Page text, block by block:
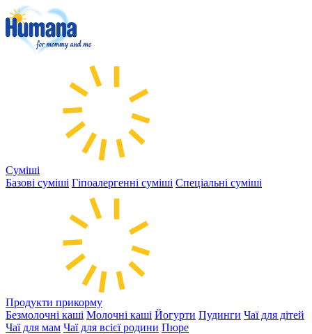
Суміші
Базові суміші Гіпоалергенні суміші Спеціальні суміші
Продукти прикорму
Безмолочні каші Молочні каші Йогурти Пудинги Чаї для дітей
Чаї для мам Чаї для всієї родини Пюре